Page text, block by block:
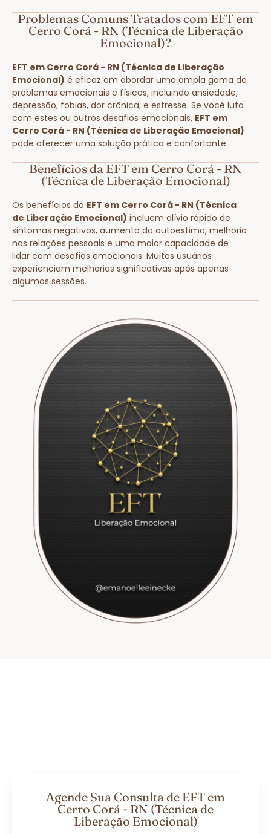
Problemas Comuns Tratados com EFT em
Cerro Corá - RN (Técnica de Liberação
Emocional)?
EFT em Cerro Corá - RN (Técnica de Liberação
Emocional) é eficaz em abordar uma ampla gama de
problemas emocionais e físicos, incluindo ansiedade,
depressão, fobias, dor crônica, e estresse. Se você luta
com estes ou outros desafios emocionais, EFT em
Cerro Corá - RN (Técnica de Liberação Emocional)
pode oferecer uma solução prática e confortante.
Benefícios da EFT em Cerro Corá - RN
(Técnica de Liberação Emocional)
Os benefícios do EFT em Cerro Corá - RN (Técnica
de Liberação Emocional) incluem alívio rápido de
sintomas negativos, aumento da autoestima, melhoria
nas relações pessoais e uma maior capacidade de
lidar com desafios emocionais. Muitos usuários
experienciam melhorias significativas após apenas
algumas sessões.
Agende Sua Consulta de EFT em
Cerro Corá - RN (Técnica de
Liberação Emocional)